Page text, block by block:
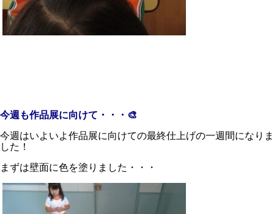
今週も作品展に向けて・・・🎨
今週はいよいよ作品展に向けての最終仕上げの一週間になりま
した！
まずは壁面に色を塗りました・・・